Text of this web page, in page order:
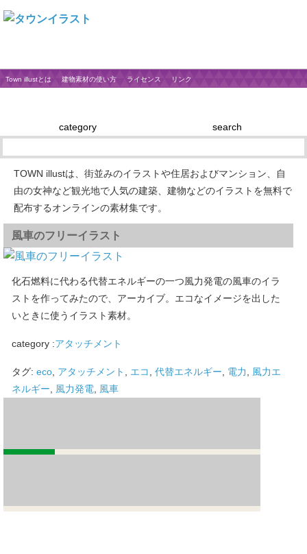
Town illustとは 建物素材の使い方 ライセンス リンク
category search
TOWN illustは、街並みのイラストや住居およびマンション、自
由の女神など観光地で人気の建築、建物などのイラストを無料で
配布するオンラインの素材集です。
風車のフリーイラスト
化石燃料に代わる代替エネルギーの一つ風力発電の風車のイラ
ストを作ってみたので、アーカイブ。エコなイメージを出した
いときに使うイラスト素材。
category :アタッチメント
タグ: eco, アタッチメント , エコ , 代替エネルギー, 電力 , 風力エ
ネルギー, 風力発電, 風車